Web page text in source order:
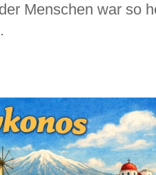
Menschen war so